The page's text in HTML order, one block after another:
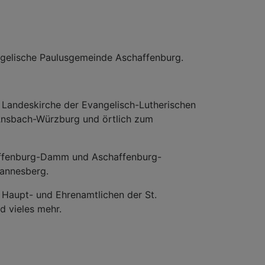
Paulusgemeinde Aschaffenburg.
der Evangelisch-Lutherischen
Würzburg und örtlich zum
Damm und Aschaffenburg-
und Ehrenamtlichen der St.
vieles mehr.